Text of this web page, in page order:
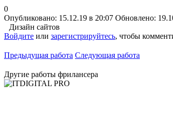
0
Опубликовано: 15.12.19 в 20:07 Обновлено:
Дизайн сайтов
Войдите или зарегистрируйтесь, чтобы
Предыдущая работа Следующая работа
Другие работы фрилансера